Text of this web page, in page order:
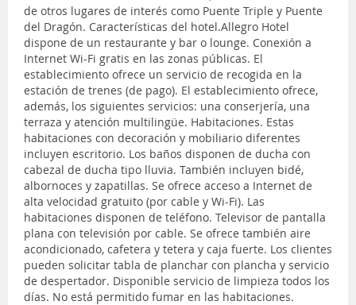
de otros lugares de interés como Puente Triple y Puente
del Dragón. Características del hotel.Allegro Hotel
dispone de un restaurante y bar o lounge. Conexión a
Internet Wi-Fi gratis en las zonas públicas. El
establecimiento ofrece un servicio de recogida en la
estación de trenes (de pago). El establecimiento ofrece,
además, los siguientes servicios: una conserjería, una
terraza y atención multilingüe. Habitaciones. Estas
habitaciones con decoración y mobiliario diferentes
incluyen escritorio. Los baños disponen de ducha con
cabezal de ducha tipo lluvia. También incluyen bidé,
albornoces y zapatillas. Se ofrece acceso a Internet de
alta velocidad gratuito (por cable y Wi-Fi). Las
habitaciones disponen de teléfono. Televisor de pantalla
plana con televisión por cable. Se ofrece también aire
acondicionado, cafetera y tetera y caja fuerte. Los clientes
pueden solicitar tabla de planchar con plancha y servicio
de despertador. Disponible servicio de limpieza todos los
días. No está permitido fumar en las habitaciones.